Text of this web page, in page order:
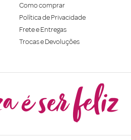
Como comprar
Política de Privacidade
Frete e Entregas
Trocas e Devoluções